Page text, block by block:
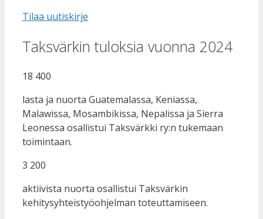
Tilaa uutiskirje
Taksvärkin tuloksia vuonna 2024
18 400
lasta ja nuorta Guatemalassa, Keniassa,
Malawissa, Mosambikissa, Nepalissa ja Sierra
Leonessa osallistui Taksvärkki ry:n tukemaan
toimintaan.
3 200
aktiivista nuorta osallistui Taksvärkin
kehitysyhteistyöohjelman toteuttamiseen.